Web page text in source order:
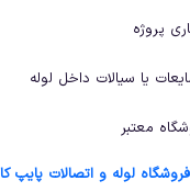
پروژه
یا سیالات داخل لوله
معتبر
فروشگاه لوله و اتصالات پایپ